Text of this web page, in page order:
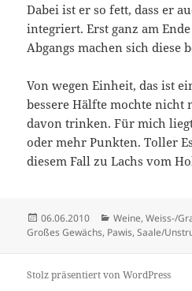
Dabei ist er so fett, dass er
integriert. Erst ganz am
Abgangs machen sich diese
Von wegen Einheit, das ist
bessere Hälfte mochte nicht
davon trinken. Für mich
oder mehr Punkten. Toller
diesem Fall zu Lachs vom
Veröffentlicht
am
06.06.2010 Kategorien
Weine,Weiss-/
Großes Gewächs, Pawis,Saale/
Stolz präsentiert von WordPress